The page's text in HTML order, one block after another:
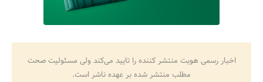
اخبار رسمی هویت منتشر کننده را تایید می‌کند ولی مسئولیت صحت
مطلب منتشر شده بر عهده ناشر است.